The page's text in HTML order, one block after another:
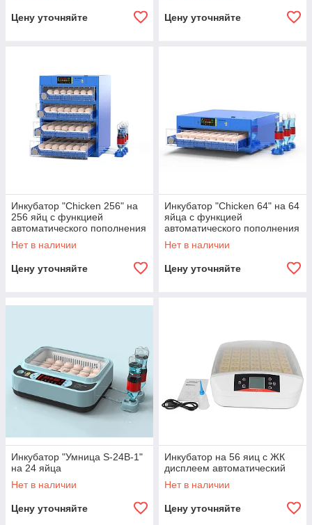
Цену уточняйте Цену уточняйте
Инкубатор "Сhicken 256" на
256 яйц с функцией
автоматического пополнения
воды и регулировкой роликов
Нет в наличии
Цену уточняйте
Инкубатор "Сhicken 64" на 64
яйца с функцией
автоматического пополнения
воды и регулировкой роликов
Нет в наличии
Цену уточняйте
Инкубатор "Умница S-24B-1"
на 24 яйца
Нет в наличии
Цену уточняйте
Инкубатор на 56 яиц с ЖК
дисплеем автоматический
Нет в наличии
Цену уточняйте